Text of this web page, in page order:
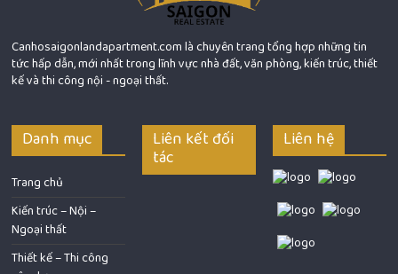
Canhosaigonlandapartment.com là chuyên trang tổng hợp những tin
tức hấp dẫn, mới nhất trong lĩnh vực nhà đất, văn phòng, kiến trúc, thiết
kế và thi công nội - ngoại thất.
Danh mục
Trang chủ
Kiến trúc – Nội –
Ngoại thất
Thiết kế – Thi công
Liên kết đối
tác
Liên hệ